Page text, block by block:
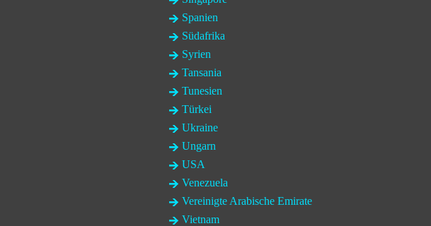
Spanien
Südafrika
Syrien
Tansania
Tunesien
Türkei
Ukraine
Ungarn
USA
Venezuela
Vereinigte Arabische Emirate
Vietnam